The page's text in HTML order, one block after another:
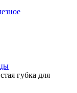
губка для